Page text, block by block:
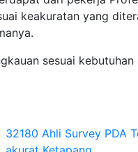
keakuratan yang
sesuai
32180 Ahli Survey PDA